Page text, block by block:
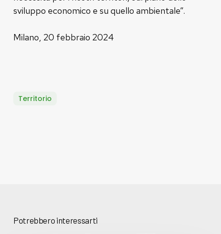
sviluppo economico e su quello ambientale”.
Milano, 20 febbraio 2024
Territorio
Potrebbero interessarti